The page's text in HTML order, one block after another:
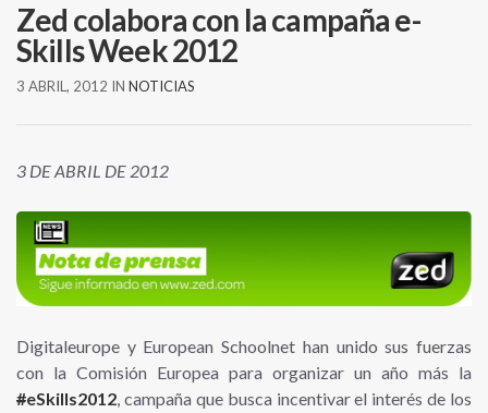
Zed colabora con la campaña e-
Skills Week 2012
3 ABRIL, 2012 IN NOTICIAS
3 DE ABRIL DE 2012
Digitaleurope y European Schoolnet han unido sus fuerzas
con la Comisión Europea para organizar un año más la
#eSkills2012, campaña que busca incentivar el interés de los